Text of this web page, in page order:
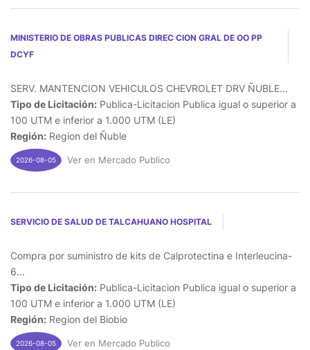
MINISTERIO DE OBRAS PUBLICAS DIREC CION GRAL DE OO PP
DCYF
SERV. MANTENCION VEHICULOS CHEVROLET DRV ÑUBLE...
Tipo de Licitación: Publica-Licitacion Publica igual o superior a
100 UTM e inferior a 1.000 UTM (LE)
Región: Region del Ñuble
2026-08-05 Ver en Mercado Publico
SERVICIO DE SALUD DE TALCAHUANO HOSPITAL
Compra por suministro de kits de Calprotectina e Interleucina-
6...
Tipo de Licitación: Publica-Licitacion Publica igual o superior a
100 UTM e inferior a 1.000 UTM (LE)
Región: Region del Biobio
2026-08-05 Ver en Mercado Publico